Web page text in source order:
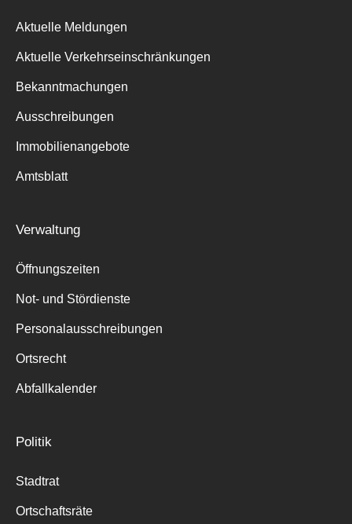
Aktuelle Meldungen
Aktuelle Verkehrseinschränkungen
Bekanntmachungen
Ausschreibungen
Immobilienangebote
Amtsblatt
Verwaltung
Öffnungszeiten
Not- und Stördienste
Personalausschreibungen
Ortsrecht
Abfallkalender
Politik
Stadtrat
Ortschaftsräte